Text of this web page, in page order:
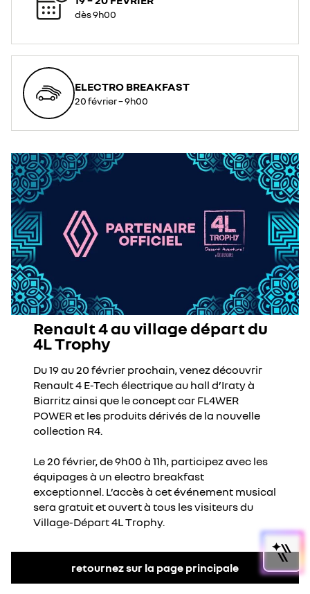
dès 9h00​
ELECTRO BREAKFAST​
20 février – 9h00​
Renault 4 au village départ du
4L Trophy
Du 19 au 20 février prochain, venez découvrir
Renault 4 E-Tech électrique au hall d’Iraty à
Biarritz ainsi que le concept car FL4WER
POWER et les produits dérivés de la nouvelle
collection R4.​​
Le 20 février, de 9h00 à 11h, participez avec les
équipages à un electro breakfast
exceptionnel. L’accès à cet événement musical
sera gratuit et ouvert à tous les visiteurs du
Village-Départ 4L Trophy.
retournez sur la page principale